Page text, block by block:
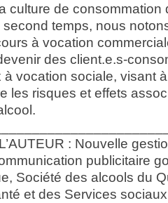
culture de consommation
temps, nous
à vocation
des client.e.s-
à vocation sociale, visant
les risques et effets
: Nouvelle
publicitaire
Société des alcools du
et des Services